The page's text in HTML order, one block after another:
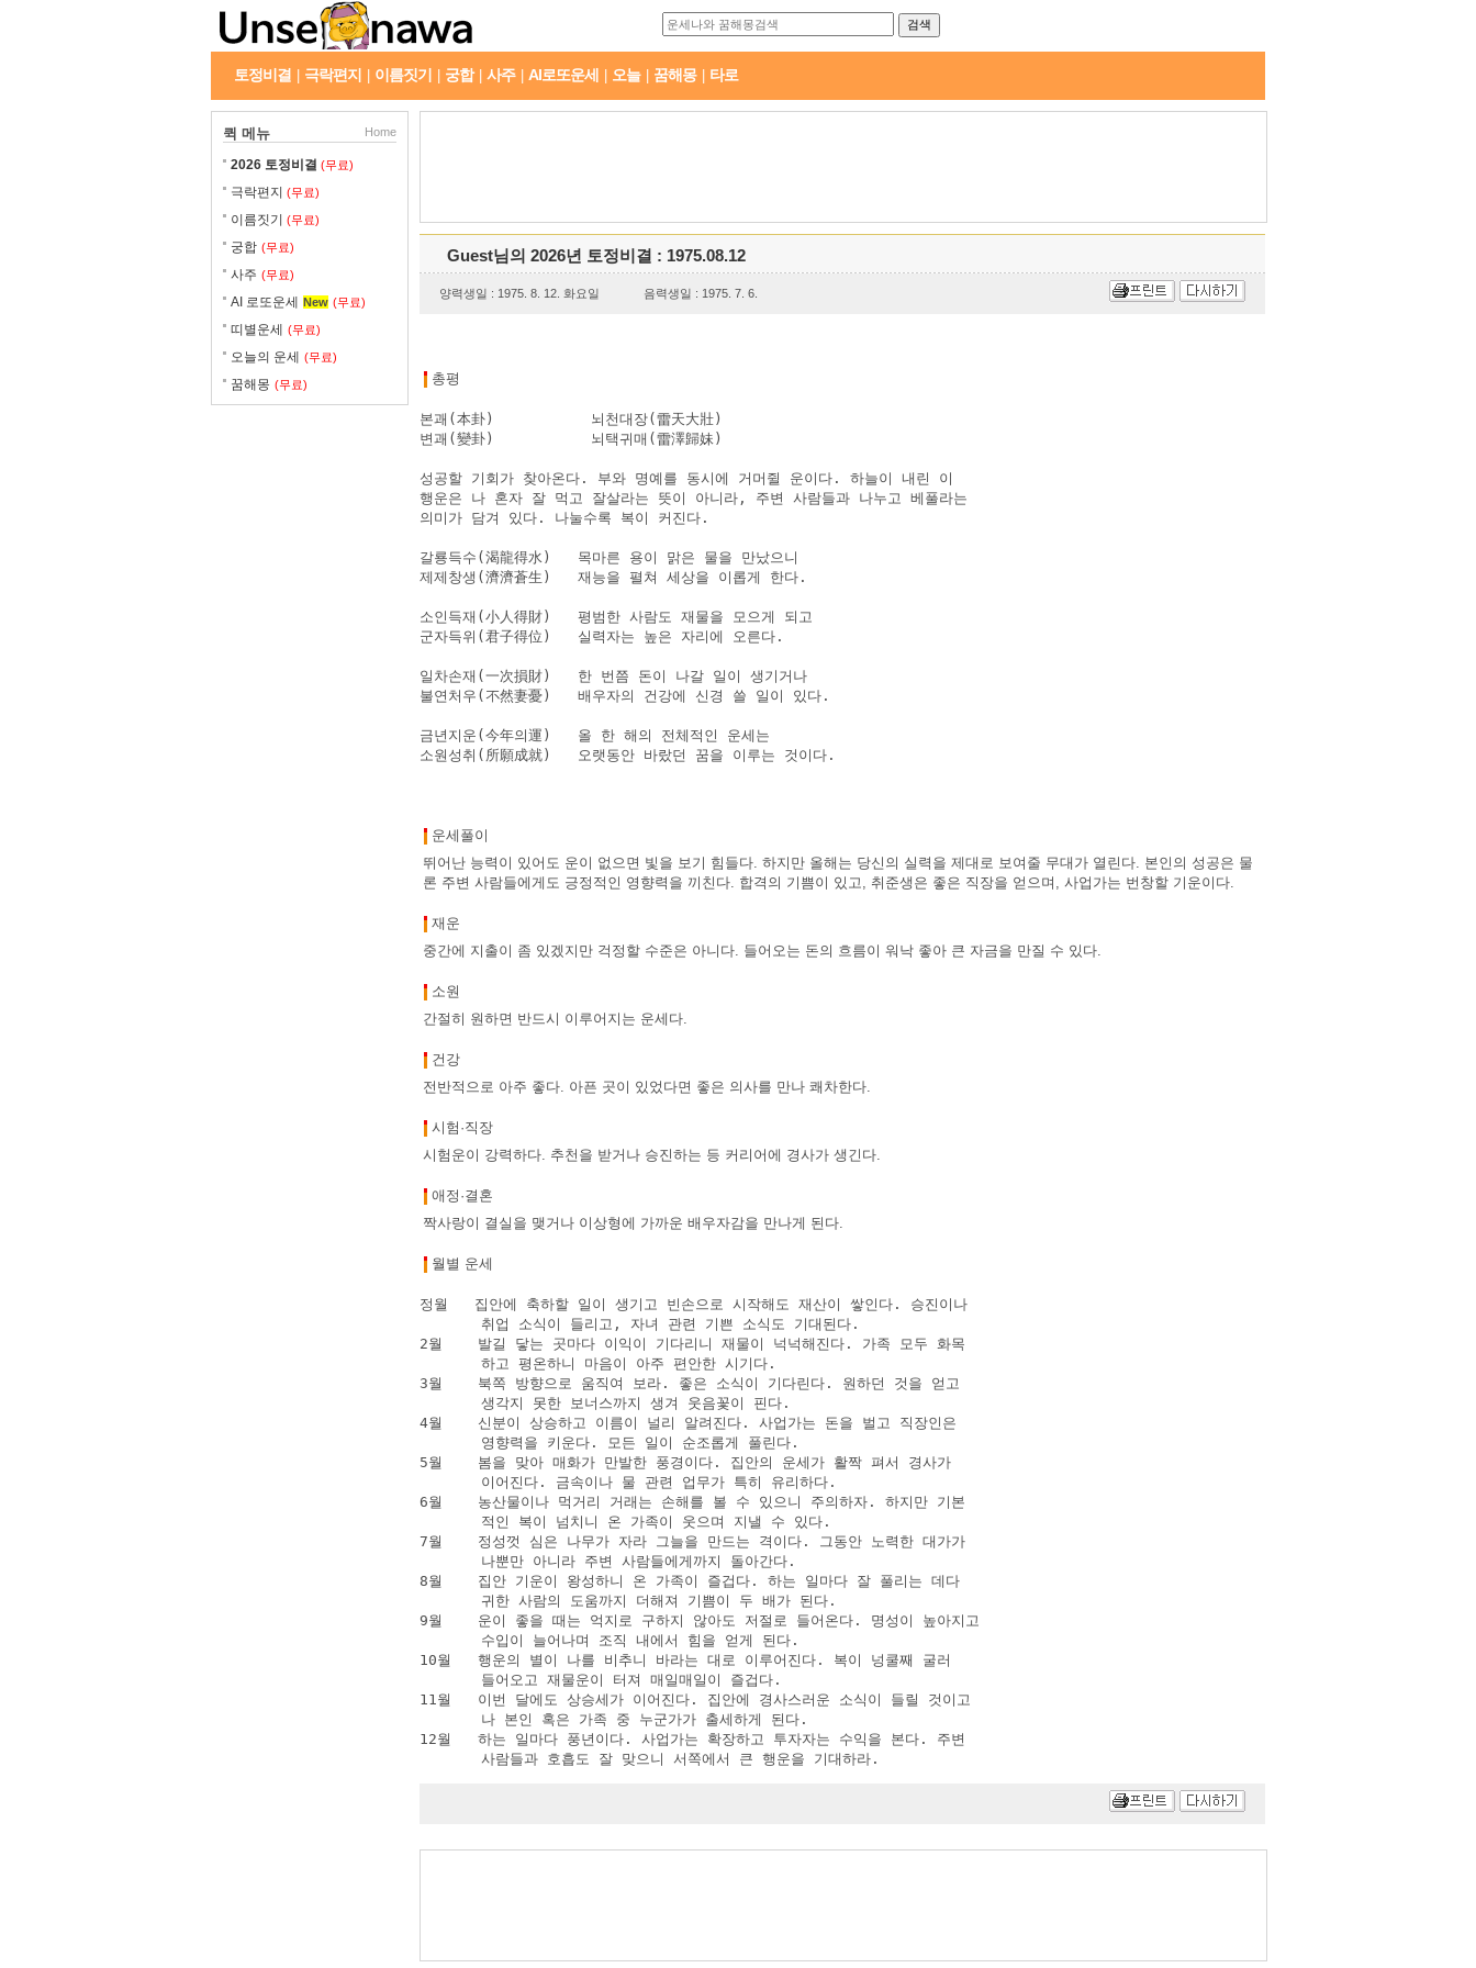
토정비결 극락편지 이름짓기 궁합 사주 AI로또운세 오늘 꿈해몽 타로
퀵 메뉴 Home
2026 토정비결 (무료)
극락편지 (무료)
이름짓기 (무료)
궁합 (무료)
사주 (무료)
AI 로또운세 New (무료)
띠별운세 (무료)
오늘의 운세 (무료)
꿈해몽 (무료)
Guest님의 2026년 토정비결 : 1975.08.12
양력생일 : 1975. 8. 12. 화요일 음력생일 : 1975. 7. 6.
총평
본괘(本卦)           뇌천대장(雷天大壯)
변괘(變卦)           뇌택귀매(雷澤歸妹)
성공할 기회가 찾아온다. 부와 명예를 동시에 거머쥘 운이다. 하늘이 내린 이
행운은 나 혼자 잘 먹고 잘살라는 뜻이 아니라, 주변 사람들과 나누고 베풀라는
의미가 담겨 있다. 나눌수록 복이 커진다.
갈룡득수(渴龍得水)   목마른 용이 맑은 물을 만났으니
제제창생(濟濟蒼生)   재능을 펼쳐 세상을 이롭게 한다.
소인득재(小人得財)   평범한 사람도 재물을 모으게 되고
군자득위(君子得位)   실력자는 높은 자리에 오른다.
일차손재(一次損財)   한 번쯤 돈이 나갈 일이 생기거나
불연처우(不然妻憂)   배우자의 건강에 신경 쓸 일이 있다.
금년지운(今年의運)   올 한 해의 전체적인 운세는
소원성취(所願成就)   오랫동안 바랐던 꿈을 이루는 것이다.
운세풀이
뛰어난 능력이 있어도 운이 없으면 빛을 보기 힘들다. 하지만 올해는 당신의 실력을 제대로 보여줄 무대가 열린다. 본인의 성공은 물
론 주변 사람들에게도 긍정적인 영향력을 끼친다. 합격의 기쁨이 있고, 취준생은 좋은 직장을 얻으며, 사업가는 번창할 기운이다.
재운
중간에 지출이 좀 있겠지만 걱정할 수준은 아니다. 들어오는 돈의 흐름이 워낙 좋아 큰 자금을 만질 수 있다.
소원
간절히 원하면 반드시 이루어지는 운세다.
건강
전반적으로 아주 좋다. 아픈 곳이 있었다면 좋은 의사를 만나 쾌차한다.
시험·직장
시험운이 강력하다. 추천을 받거나 승진하는 등 커리어에 경사가 생긴다.
애정·결혼
짝사랑이 결실을 맺거나 이상형에 가까운 배우자감을 만나게 된다.
월별 운세
정월   집안에 축하할 일이 생기고 빈손으로 시작해도 재산이 쌓인다. 승진이나
       취업 소식이 들리고, 자녀 관련 기쁜 소식도 기대된다.
2월    발길 닿는 곳마다 이익이 기다리니 재물이 넉넉해진다. 가족 모두 화목
       하고 평온하니 마음이 아주 편안한 시기다.
3월    북쪽 방향으로 움직여 보라. 좋은 소식이 기다린다. 원하던 것을 얻고
       생각지 못한 보너스까지 생겨 웃음꽃이 핀다.
4월    신분이 상승하고 이름이 널리 알려진다. 사업가는 돈을 벌고 직장인은
       영향력을 키운다. 모든 일이 순조롭게 풀린다.
5월    봄을 맞아 매화가 만발한 풍경이다. 집안의 운세가 활짝 펴서 경사가
       이어진다. 금속이나 물 관련 업무가 특히 유리하다.
6월    농산물이나 먹거리 거래는 손해를 볼 수 있으니 주의하자. 하지만 기본
       적인 복이 넘치니 온 가족이 웃으며 지낼 수 있다.
7월    정성껏 심은 나무가 자라 그늘을 만드는 격이다. 그동안 노력한 대가가
       나뿐만 아니라 주변 사람들에게까지 돌아간다.
8월    집안 기운이 왕성하니 온 가족이 즐겁다. 하는 일마다 잘 풀리는 데다
       귀한 사람의 도움까지 더해져 기쁨이 두 배가 된다.
9월    운이 좋을 때는 억지로 구하지 않아도 저절로 들어온다. 명성이 높아지고
       수입이 늘어나며 조직 내에서 힘을 얻게 된다.
10월   행운의 별이 나를 비추니 바라는 대로 이루어진다. 복이 넝쿨째 굴러
       들어오고 재물운이 터져 매일매일이 즐겁다.
11월   이번 달에도 상승세가 이어진다. 집안에 경사스러운 소식이 들릴 것이고
       나 본인 혹은 가족 중 누군가가 출세하게 된다.
12월   하는 일마다 풍년이다. 사업가는 확장하고 투자자는 수익을 본다. 주변
       사람들과 호흡도 잘 맞으니 서쪽에서 큰 행운을 기대하라.